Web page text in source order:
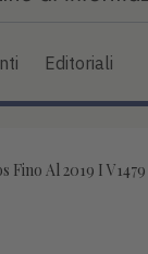
Editoriali
Fino Al 2019 I V1479